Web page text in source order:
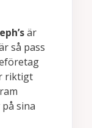
är
så pass
riktigt
sina